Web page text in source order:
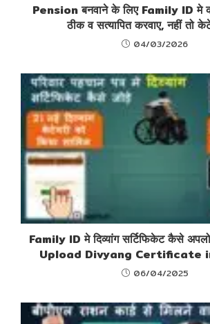
Pension बनवाने के लिए Family ID मे
ठीक व सत्यापित करवाए, नहीं तो
04/03/2026
Family ID मे दिव्यांग सर्टिफिकेट कैसे
Upload Divyang Certificate
06/04/2025